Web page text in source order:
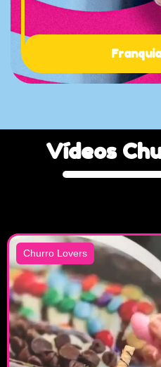
Vídeos
Churro Lovers